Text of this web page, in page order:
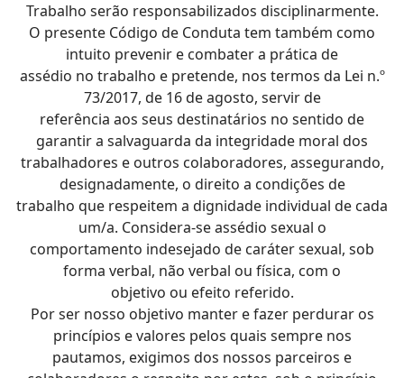
Trabalho serão responsabilizados disciplinarmente.
O presente Código de Conduta tem também como
intuito prevenir e combater a prática de
assédio no trabalho e pretende, nos termos da Lei n.º
73/2017, de 16 de agosto, servir de
referência aos seus destinatários no sentido de
garantir a salvaguarda da integridade moral dos
trabalhadores e outros colaboradores, assegurando,
designadamente, o direito a condições de
trabalho que respeitem a dignidade individual de cada
um/a. Considera-se assédio sexual o
comportamento indesejado de caráter sexual, sob
forma verbal, não verbal ou física, com o
objetivo ou efeito referido.
Por ser nosso objetivo manter e fazer perdurar os
princípios e valores pelos quais sempre nos
pautamos, exigimos dos nossos parceiros e